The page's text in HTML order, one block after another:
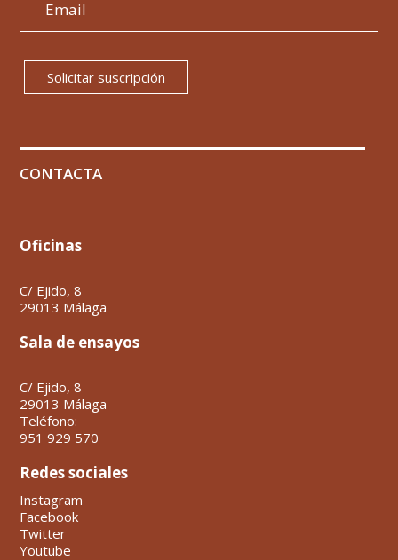
Solicitar suscripción
CONTACTA
Oficinas
C/ Ejido, 8
29013 Málaga
Sala de ensayos
C/ Ejido, 8
29013 Málaga
Teléfono:
951 929 570
Redes sociales
Instagram
Facebook
Twitter
Youtube